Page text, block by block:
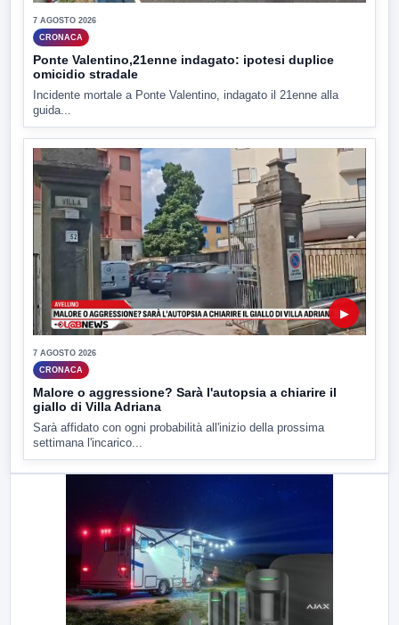
7 AGOSTO 2026
CRONACA
Ponte Valentino,21enne indagato: ipotesi duplice
omicidio stradale
Incidente mortale a Ponte Valentino, indagato il 21enne alla
guida...
▶
7 AGOSTO 2026
CRONACA
Malore o aggressione? Sarà l'autopsia a chiarire il
giallo di Villa Adriana
Sarà affidato con ogni probabilità all'inizio della prossima
settimana l'incarico...